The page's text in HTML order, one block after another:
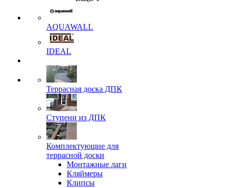
AQUAWALL
IDEAL
Террасная доска ДПК
Ступени из ДПК
Комплектующие для
террасной доски
Монтажные лаги
Кляймеры
Клипсы